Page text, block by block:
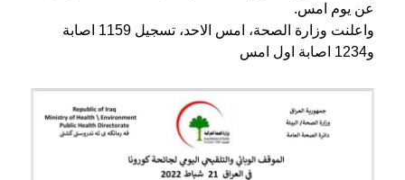
عن يوم امس.
واعلنت وزارة الصحة، امس الاحد، تسجيل 1159 اصابة
و1234 اصابة اول امس